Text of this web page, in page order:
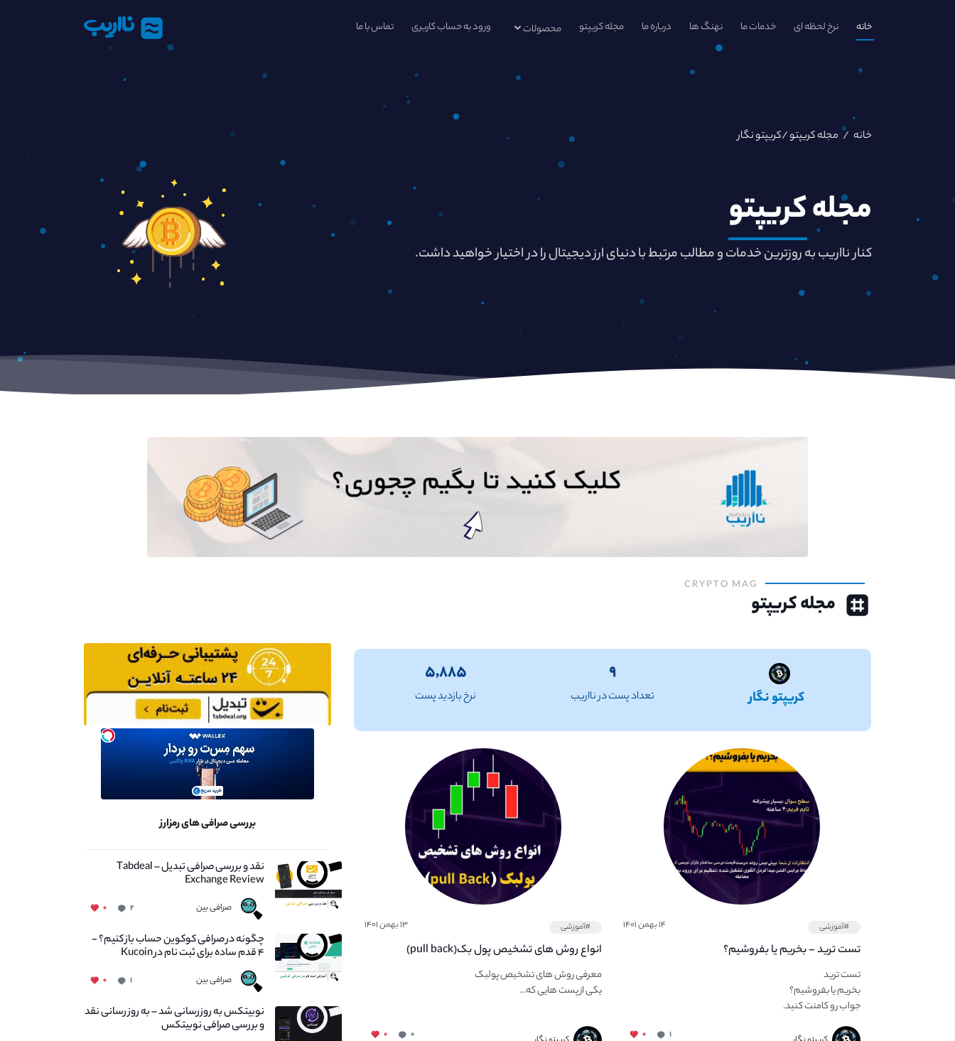
خانه نرخ لحظه ای خدمات ما نهنگ ها درباره ما مجله کریپتو محصولات ورود به حساب کاربری تماس با ما نااریب
خانه / مجله کریپتو/کریپتو نگار
مجلهکریپتو
کنار نااریب به روزترین خدمات و مطالب مرتبط با دنیای ارز دیجیتال را در اختیار خواهید داشت.
CRYPTO MAG
مجله کریپتو
کریپتو نگار
۹
تعداد پست در نااریب
۵,۸۸۵
نرخ بازدید پست
#آموزشی ۱۴ بهمن ۱۴۰۱
تست ترید - بخریم یا بفروشیم؟
تست ترید
بخریم یا بفروشیم؟
جواب رو کامنت کنید.
تونستین درست حدس...
۱ ۰
#آموزشی ۱۳ بهمن ۱۴۰۱
انواع روش های تشخیص پول بک(pull back)
معرفی روش های تشخیص پولبک
یکی از پست هایی که...
۰ ۰
بررسی صرافی های رمزارز
نقد و بررسی صرافی تبدیل – Tabdeal
Exchange Review
صرافی بین ۲ ۰
چگونه در صرافی کوکوین حساب باز کنیم؟ -
۴ قدم ساده برای ثبت نام در Kucoin
صرافی بین ۱ ۰
نوبیتکس به روزرسانی شد – به روز رسانی نقد
و بررسی صرافی نوبیتکس